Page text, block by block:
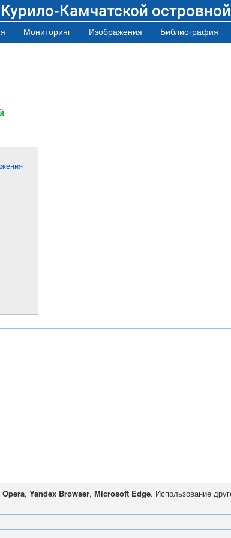
Камчатской
Мониторинг Изображения Библиография
Opera, Yandex Browser, Microsoft Edge. Использование